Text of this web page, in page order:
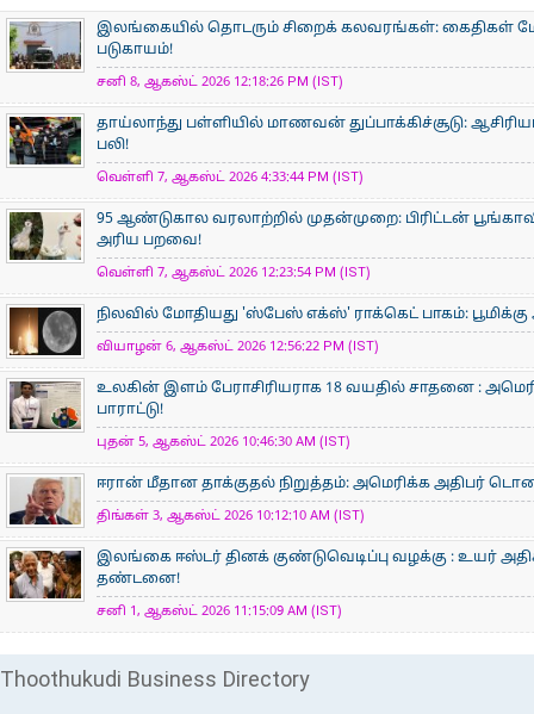
இலங்கையில் தொடரும் சிறைக் கலவரங்கள்: கைதிகள்
படுகாயம்!
சனி 8, ஆகஸ்ட் 2026 12:18:26 PM (IST)
தாய்லாந்து பள்ளியில் மாணவன் துப்பாக்கிச்சூடு:
பலி!
வெள்ளி 7, ஆகஸ்ட் 2026 4:33:44 PM (IST)
95 ஆண்டுகால வரலாற்றில் முதன்முறை: பிரிட்டன்
அரிய பறவை!
வெள்ளி 7, ஆகஸ்ட் 2026 12:23:54 PM (IST)
நிலவில் மோதியது 'ஸ்பேஸ் எக்ஸ்' ராக்கெட் பாகம்:
வியாழன் 6, ஆகஸ்ட் 2026 12:56:22 PM (IST)
உலகின் இளம் பேராசிரிய​ராக 18 வயதில் சாதனை :
பாராட்டு!
புதன் 5, ஆகஸ்ட் 2026 10:46:30 AM (IST)
ஈரான் மீதான தாக்குதல் நிறுத்தம்: அமெரிக்க அதிபர்
திங்கள் 3, ஆகஸ்ட் 2026 10:12:10 AM (IST)
இலங்கை ஈஸ்டர் தினக் குண்டுவெடிப்பு வழக்கு : உயர்
தண்டனை!
சனி 1, ஆகஸ்ட் 2026 11:15:09 AM (IST)
Thoothukudi Business Directory